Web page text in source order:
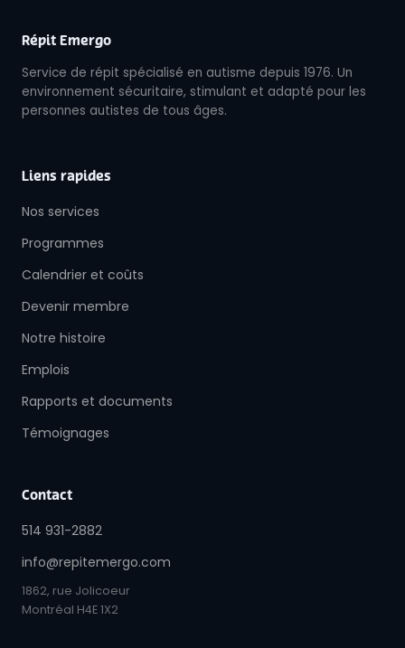
Répit Emergo
Service de répit spécialisé en autisme depuis 1976. Un
environnement sécuritaire, stimulant et adapté pour les
personnes autistes de tous âges.
Liens rapides
Nos services
Programmes
Calendrier et coûts
Devenir membre
Notre histoire
Emplois
Rapports et documents
Témoignages
Contact
514 931-2882
info@repitemergo.com
1862, rue Jolicoeur
Montréal H4E 1X2